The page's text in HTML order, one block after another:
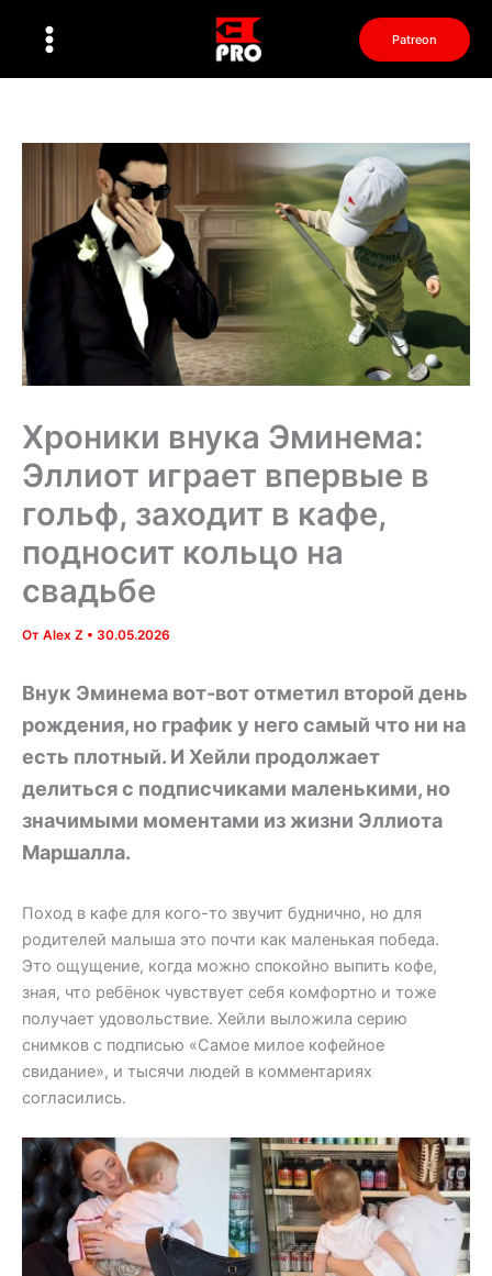
Patreon
Хроники внука Эминема:
Эллиот играет впервые в
гольф, заходит в кафе,
подносит кольцо на
свадьбе
От Alex Z • 30.05.2026
Внук Эминема вот-вот отметил второй день
рождения, но график у него самый что ни на
есть плотный. И Хейли продолжает
делиться с подписчиками маленькими, но
значимыми моментами из жизни Эллиота
Маршалла.
Поход в кафе для кого-то звучит буднично, но для
родителей малыша это почти как маленькая победа.
Это ощущение, когда можно спокойно выпить кофе,
зная, что ребёнок чувствует себя комфортно и тоже
получает удовольствие. Хейли выложила серию
снимков с подписью «Самое милое кофейное
свидание», и тысячи людей в комментариях
согласились.